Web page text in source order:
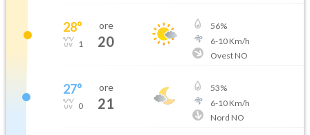
28°
1
ore
20
56%
6-10Km/h
Ovest NO
27°
0
ore
21
53%
6-10Km/h
Nord NO